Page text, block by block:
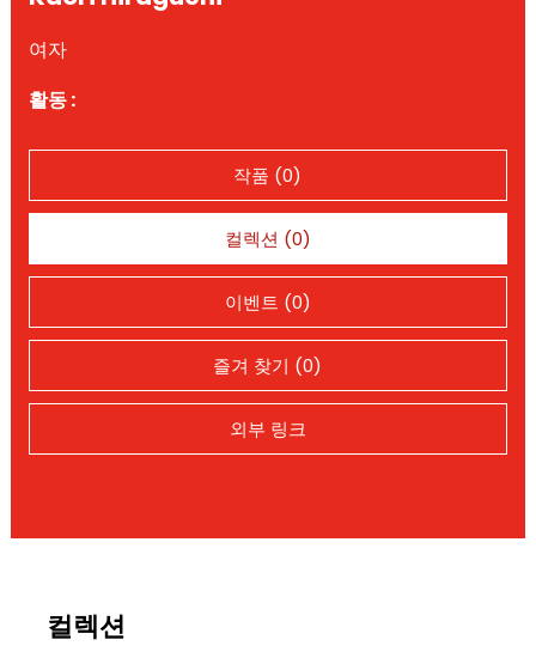
여자
활동 :
작품 (0)
컬렉션 (0)
이벤트 (0)
즐겨 찾기 (0)
외부 링크
컬렉션